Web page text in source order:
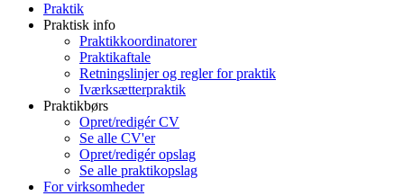
Praktik
Praktisk info
Praktikkoordinatorer
Praktikaftale
Retningslinjer og regler for praktik
Iværksætterpraktik
Praktikbørs
Opret/redigér CV
Se alle CV'er
Opret/redigér opslag
Se alle praktikopslag
For virksomheder